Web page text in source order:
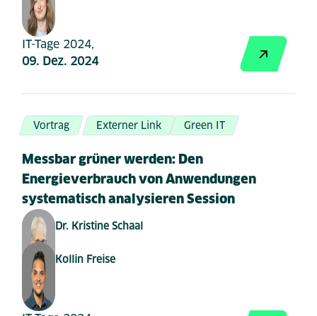
IT-Tage 2024,
09. Dez. 2024
Vortrag Externer Link Green IT
Messbar grüner werden: Den
Energieverbrauch von Anwendungen
systematisch analysieren Session
Dr. Kristine Schaal
Kollin Freise